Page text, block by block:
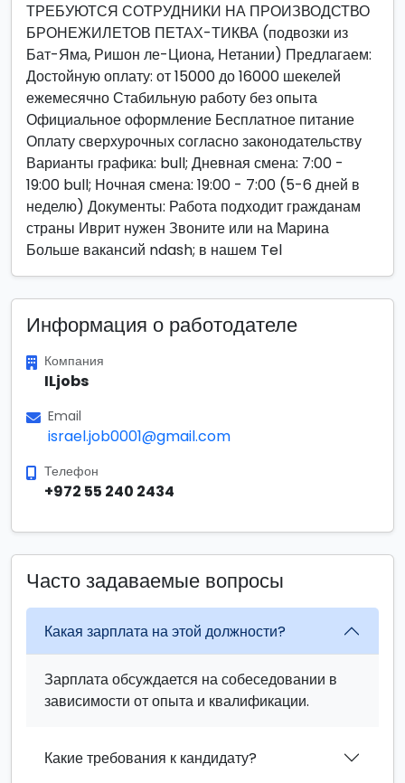
ТРЕБУЮТСЯ СОТРУДНИКИ НА ПРОИЗВОДСТВО
БРОНЕЖИЛЕТОВ ПЕТАХ-ТИКВА (подвозки из
Бат-Яма, Ришон ле-Циона, Нетании) Предлагаем:
Достойную оплату: от 15000 до 16000 шекелей
ежемесячно Стабильную работу без опыта
Официальное оформление Бесплатное питание
Оплату сверхурочных согласно законодательству
Варианты графика: bull; Дневная смена: 7:00 -
19:00 bull; Ночная смена: 19:00 - 7:00 (5-6 дней в
неделю) Документы: Работа подходит гражданам
страны Иврит нужен Звоните или на Марина
Больше вакансий ndash; в нашем Tel
Информация о работодателе
Компания
ILjobs
Email
israel.job0001@gmail.com
Телефон
+972 55 240 2434
Часто задаваемые вопросы
Какая зарплата на этой должности?
Зарплата обсуждается на собеседовании в
зависимости от опыта и квалификации.
Какие требования к кандидату?